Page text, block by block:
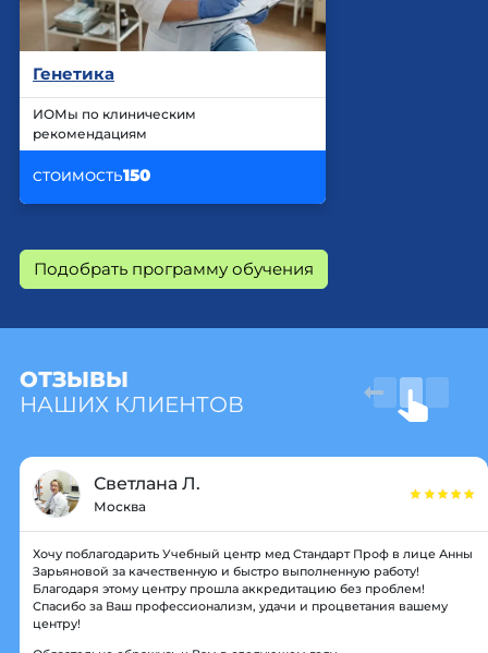
Генетика
ИОМы по клиническим
рекомендациям
СТОИМОСТЬ150
Подобрать программу обучения
ОТЗЫВЫ
НАШИХ КЛИЕНТОВ
Светлана Л.
Москва
Хочу поблагодарить Учебный центр мед Стандарт Проф в лице Анны
Зарьяновой за качественную и быстро выполненную работу!
Благодаря этому центру прошла аккредитацию без проблем!
Спасибо за Ваш профессионализм, удачи и процветания вашему
центру!